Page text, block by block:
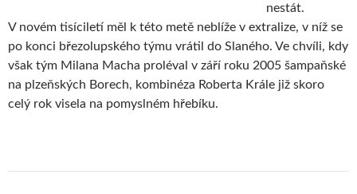
nestát.
V novém tisíciletí měl k této metě neblíže v extralize, v níž se
po konci březolupského týmu vrátil do Slaného. Ve chvíli, kdy
však tým Milana Macha proléval v září roku 2005 šampaňské
na plzeňských Borech, kombinéza Roberta Krále již skoro
celý rok visela na pomyslném hřebíku.